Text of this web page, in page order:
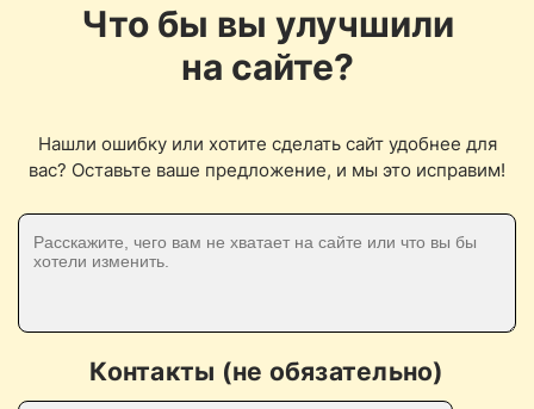
Что бы вы улучшили
на сайте?
Нашли ошибку или хотите сделать сайт удобнее для
вас? Оставьте ваше предложение, и мы это исправим!
Контакты (не обязательно)